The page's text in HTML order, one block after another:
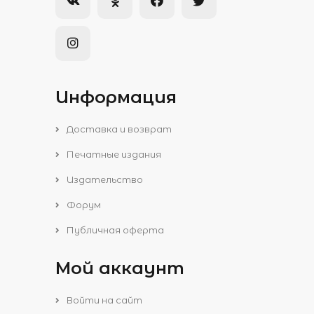
Информация
Доставка и возврат
Печатные издания
Издательство
Форум
Публичная оферта
Мой аккаунт
Войти на сайт